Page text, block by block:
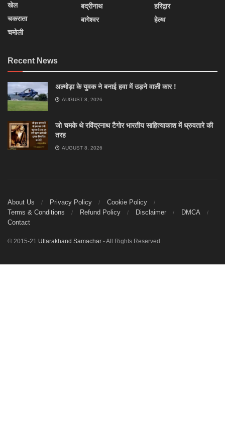
खेल
चकराता
चमोली
बद्रीनाथ
बागेश्वर
हरिद्वार
हेल्थ
Recent News
अल्मोड़ा के युवक ने बनाई हवा में उड़ने वाली कार !
AUGUST 8, 2026
जो चमके थे रविंद्रनाथ टैगोर भारतीय साहित्याकाश में ध्रुवतारे की
तरह
AUGUST 8, 2026
About Us Privacy Policy
Cookie Policy
Terms & Conditions
Refund Policy Disclaimer
DMCA
Contact
© 2015-21 Uttarakhand Samachar - All Rights Reserved.